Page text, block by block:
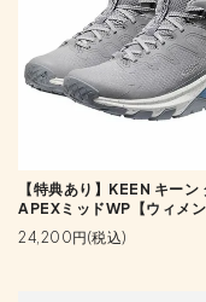
【特典あり】KEEN キーン
APEXミッドWP【ウィメン
24,200円(税込)